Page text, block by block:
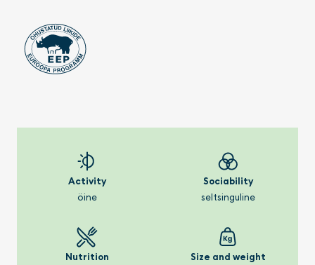
Activity
öine
Sociability
seltsinguline
Nutrition Size and weight